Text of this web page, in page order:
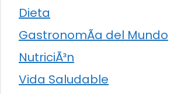
Dieta
GastronomÃ­a del Mundo
NutriciÃ³n
Vida Saludable